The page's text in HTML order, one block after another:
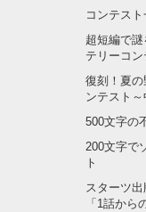
・ノル・シュバリタ
。
た。
が……。
……甘いのよ）
逃亡を決意する。
フェーブル王国の王
いた。
テファンから溺愛され
コンテス
超短編で
テリーコ
復刻！夏
ンテスト
500文字の
200文字で
ト
スターツ
「1話から